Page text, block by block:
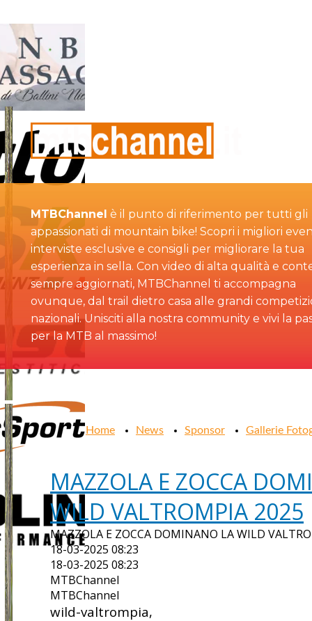
MTBChannel è il punto di riferimento per tutti gli
appassionati di mountain bike! Scopri i migliori
interviste esclusive e consigli per migliorare la tua
esperienza in sella. Con video di alta qualità e
sempre aggiornati, MTBChannel ti accompagna
ovunque, dal trail dietro casa alle grandi
nazionali. Unisciti alla nostra community e vivi la
per la MTB al massimo!
Home News Sponsor Gallerie
MAZZOLA E ZOCCA
WILD VALTROMPIA 2025
MAZZOLA E ZOCCA DOMINANO LA WILD
18-03-2025 08:23
18-03-2025 08:23
MTBChannel
MTBChannel
wild-valtrompia,